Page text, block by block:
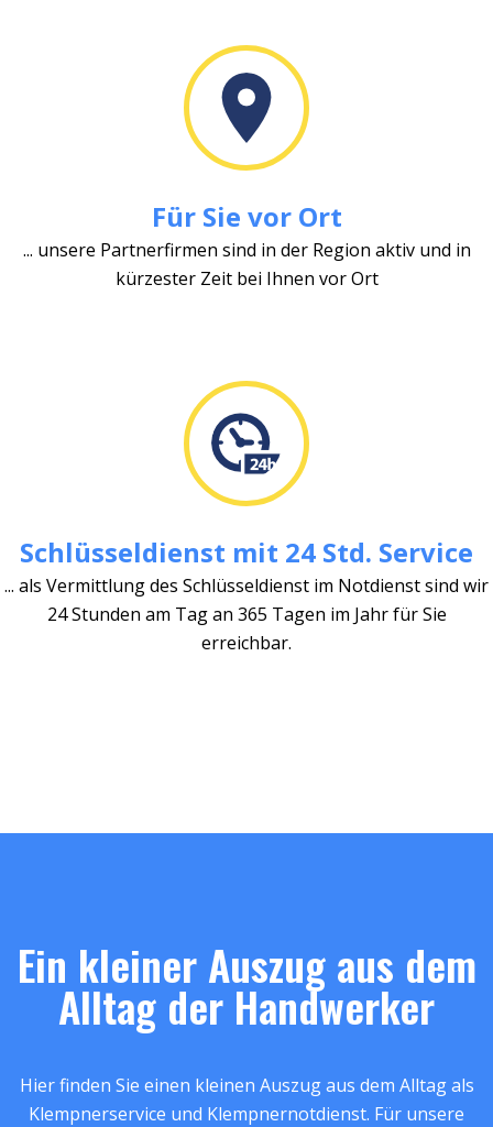
Für Sie vor Ort
... unsere Partnerfirmen sind in der Region aktiv und in
kürzester Zeit bei Ihnen vor Ort
Schlüsseldienst mit 24 Std. Service
... als Vermittlung des Schlüsseldienst im Notdienst sind wir
24 Stunden am Tag an 365 Tagen im Jahr für Sie
erreichbar.
Ein kleiner Auszug aus dem
Alltag der Handwerker
Hier finden Sie einen kleinen Auszug aus dem Alltag als
Klempnerservice und Klempnernotdienst. Für unsere